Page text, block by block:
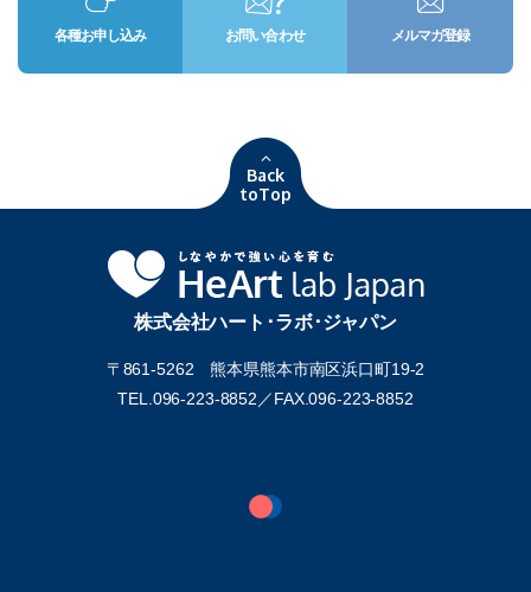
各種お申し込み お問い合わせ メルマガ登録
Back
toTop
株式会社ハート･ラボ･ジャパン
〒861-5262 熊本県熊本市南区浜口町19-2
TEL.096-223-8852／FAX.096-223-8852